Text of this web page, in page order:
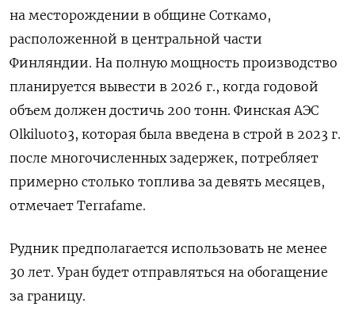
на месторождении в общине Соткамо,
расположенной в центральной части
Финляндии. На полную мощность производство
планируется вывести в 2026 г., когда годовой
объем должен достичь 200 тонн. Финская АЭС
Olkiluoto3, которая была введена в строй в 2023 г.
после многочисленных задержек, потребляет
примерно столько топлива за девять месяцев,
отмечает Terrafame.
Рудник предполагается использовать не менее
30 лет. Уран будет отправляться на обогащение
за границу.